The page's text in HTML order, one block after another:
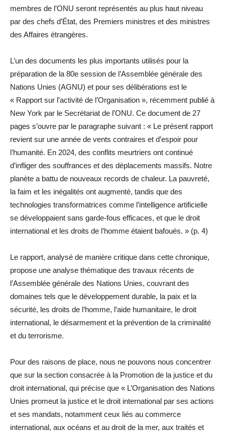
membres de l’ONU seront représentés au plus haut niveau
par des chefs d’État, des Premiers ministres et des ministres
des Affaires étrangères.
L’un des documents les plus importants utilisés pour la
préparation de la 80e session de l’Assemblée générale des
Nations Unies (AGNU) et pour ses délibérations est le
« Rapport sur l’activité de l’Organisation », récemment publié à
New York par le Secrétariat de l’ONU. Ce document de 27
pages s’ouvre par le paragraphe suivant : « Le présent rapport
revient sur une année de vents contraires et d’espoir pour
l’humanité. En 2024, des conflits meurtriers ont continué
d’infliger des souffrances et des déplacements massifs. Notre
planète a battu de nouveaux records de chaleur. La pauvreté,
la faim et les inégalités ont augmenté, tandis que des
technologies transformatrices comme l’intelligence artificielle
se développaient sans garde-fous efficaces, et que le droit
international et les droits de l’homme étaient bafoués. » (p. 4)
Le rapport, analysé de manière critique dans cette chronique,
propose une analyse thématique des travaux récents de
l’Assemblée générale des Nations Unies, couvrant des
domaines tels que le développement durable, la paix et la
sécurité, les droits de l’homme, l’aide humanitaire, le droit
international, le désarmement et la prévention de la criminalité
et du terrorisme.
Pour des raisons de place, nous ne pouvons nous concentrer
que sur la section consacrée à la Promotion de la justice et du
droit international, qui précise que « L’Organisation des Nations
Unies promeut la justice et le droit international par ses actions
et ses mandats, notamment ceux liés au commerce
international, aux océans et au droit de la mer, aux traités et